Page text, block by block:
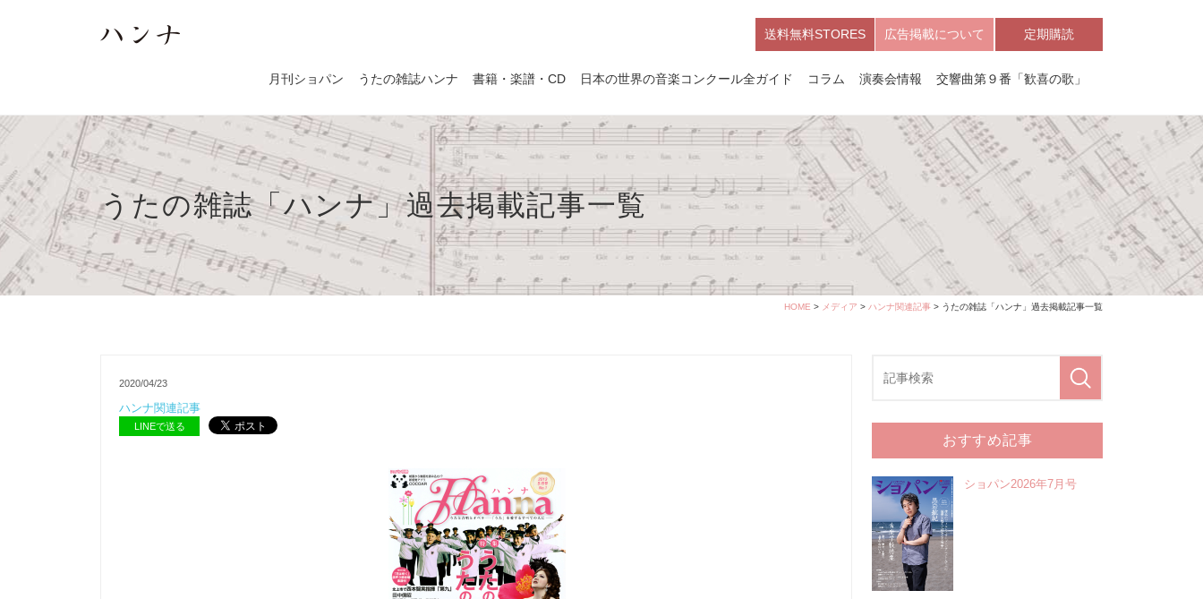
送料無料STORES 広告掲載について 定期購読
月刊ショパン うたの雑誌ハンナ 書籍・楽譜・CD 日本の世界の音楽コンクール全ガイド コラム 演奏会情報 交響曲第９番「歓喜の歌」
うたの雑誌「ハンナ」過去掲載記事一覧
HOME > メディア > ハンナ関連記事 > うたの雑誌「ハンナ」過去掲載記事一覧
2020/04/23
ハンナ関連記事
LINEで送る
おすすめ記事
ショパン2026年7月号